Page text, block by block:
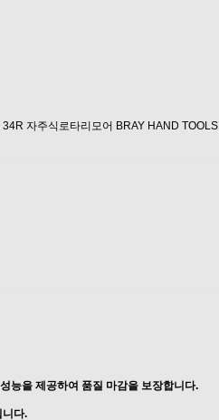
34R 자주식로타리모어 BRAY HAND TOOLS
능을 제공하여 품질 마감을 보장합니다.
니다.